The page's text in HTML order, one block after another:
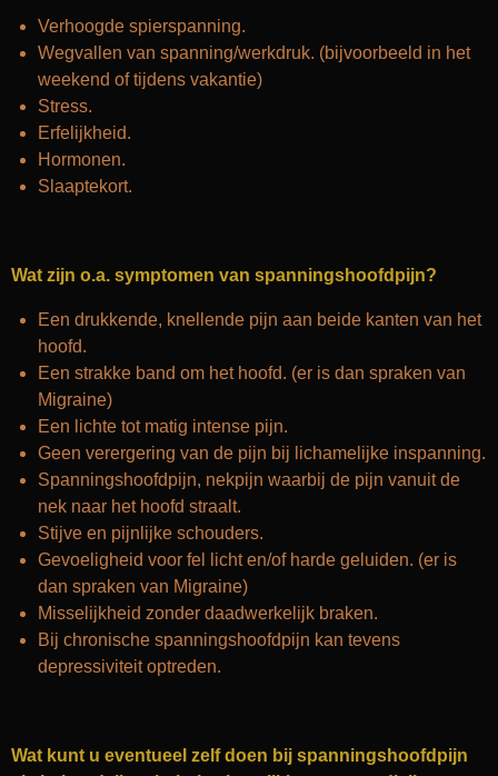
Verhoogde spierspanning.
Wegvallen van spanning/werkdruk. (bijvoorbeeld in het
weekend of tijdens vakantie)
Stress.
Erfelijkheid.
Hormonen.
Slaaptekort.
Wat zijn o.a. symptomen van spanningshoofdpijn?
Een drukkende, knellende pijn aan beide kanten van het
hoofd.
Een strakke band om het hoofd. (er is dan spraken van
Migraine)
Een lichte tot matig intense pijn.
Geen verergering van de pijn bij lichamelijke inspanning.
Spanningshoofdpijn, nekpijn waarbij de pijn vanuit de
nek naar het hoofd straalt.
Stijve en pijnlijke schouders.
Gevoeligheid voor fel licht en/of harde geluiden. (er is
dan spraken van Migraine)
Misselijkheid zonder daadwerkelijk braken.
Bij chronische spanningshoofdpijn kan tevens
depressiviteit optreden.
Wat kunt u eventueel zelf doen bij spanningshoofdpijn